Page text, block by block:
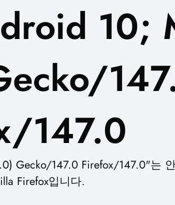
10;
147.0
Gecko/147.0 Firefox/147.0"는
Firefox입니다.